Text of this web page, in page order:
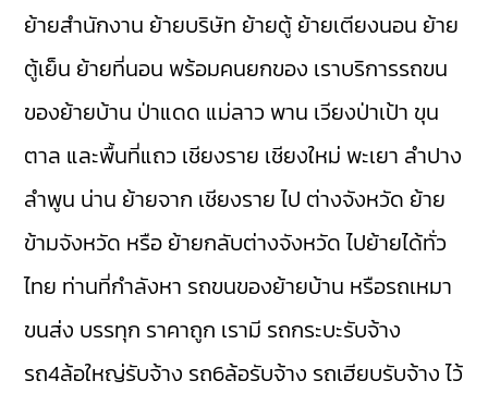
ย้ายสำนักงาน ย้ายบริษัท ย้ายตู้ ย้ายเตียงนอน ย้าย
ตู้เย็น ย้ายที่นอน พร้อมคนยกของ เราบริการรถขน
ของย้ายบ้าน ป่าแดด แม่ลาว พาน เวียงป่าเป้า ขุน
ตาล และพื้นที่แถว เชียงราย เชียงใหม่ พะเยา ลำปาง
ลำพูน น่าน ย้ายจาก เชียงราย ไป ต่างจังหวัด ย้าย
ข้ามจังหวัด หรือ ย้ายกลับต่างจังหวัด ไปย้ายได้ทั่ว
ไทย ท่านที่กำลังหา รถขนของย้ายบ้าน หรือรถเหมา
ขนส่ง บรรทุก ราคาถูก เรามี รถกระบะรับจ้าง
รถ4ล้อใหญ่รับจ้าง รถ6ล้อรับจ้าง รถเฮียบรับจ้างไว้